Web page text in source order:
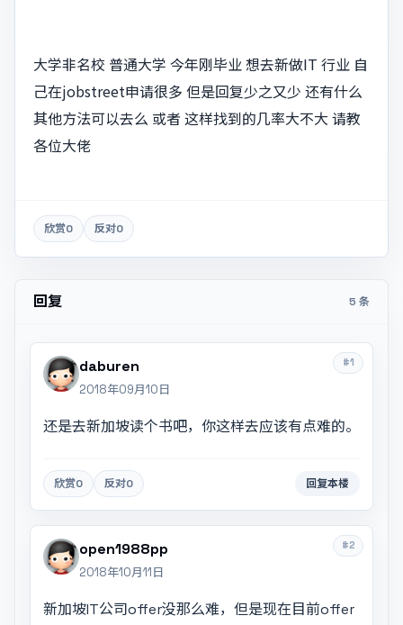
大学非名校 普通大学 今年刚毕业 想去新做IT 行业 自
己在jobstreet申请很多 但是回复少之又少 还有什么
其他方法可以去么 或者 这样找到的几率大不大 请教
各位大佬
欣赏0 反对0
回复 5 条
#1
daburen
2018年09月10日
还是去新加坡读个书吧，你这样去应该有点难的。
欣赏0 反对0 回复本楼
#2
open1988pp
2018年10月11日
新加坡IT公司offer没那么难，但是现在目前offer